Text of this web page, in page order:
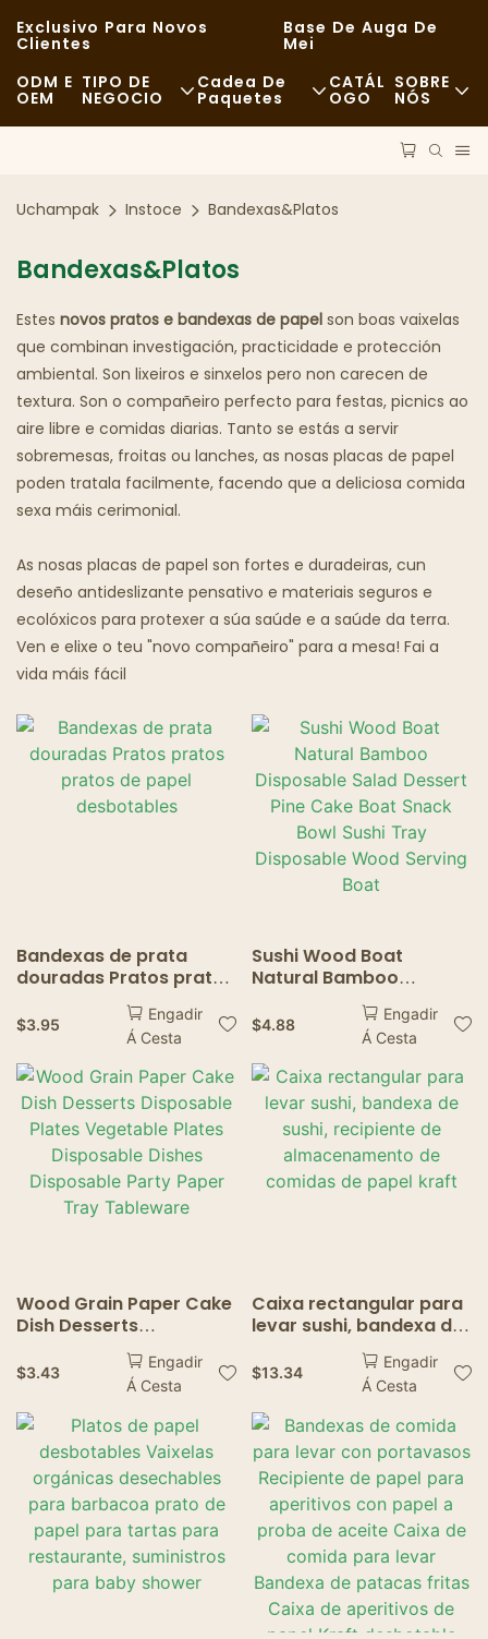
Exclusivo Para Novos
Clientes
Base De Auga De
Mei
ODM E
OEM
TIPO DE
NEGOCIO
Bufé
Camións De Comida
Panadería
Culler Graxenta
Cadea De
Paquetes
CATÁL
OGO
SOBRE
NÓS
Noticias
Blog
Uchampak Instoce Bandexas&Platos
Bandexas&Platos
Estes novos pratos e bandexas de papel son boas vaixelas
que combinan investigación, practicidade e protección
ambiental. Son lixeiros e sinxelos pero non carecen de
textura. Son o compañeiro perfecto para festas, picnics ao
aire libre e comidas diarias. Tanto se estás a servir
sobremesas, froitas ou lanches, as nosas placas de papel
poden tratala facilmente, facendo que a deliciosa comida
sexa máis cerimonial.
As nosas placas de papel son fortes e duradeiras, cun
deseño antideslizante pensativo e materiais seguros e
ecolóxicos para protexer a súa saúde e a saúde da terra.
Ven e elixe o teu "novo compañeiro" para a mesa! Fai a
vida máis fácil
Bandexas de prata
douradas Pratos pratos
pratos de papel
desbotables
$3.95
Engadir
Á Cesta
Sushi Wood Boat
Natural Bamboo
Disposable Salad
Dessert Pine Cake Boat
Snack Bowl Sushi Tray
Disposable Wood
Serving Boat
$4.88
Engadir
Á Cesta
Wood Grain Paper Cake
Dish Desserts
Disposable Plates
Vegetable Plates
Disposable Dishes
Disposable Party Paper
Tray Tableware
$3.43
Engadir
Á Cesta
Caixa rectangular para
levar sushi, bandexa de
sushi, recipiente de
almacenamento de
comidas de papel kraft
$13.34
Engadir
Á Cesta